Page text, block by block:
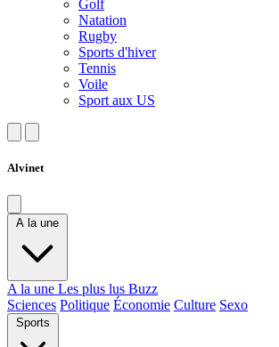
Golf
Natation
Rugby
Sports d'hiver
Tennis
Voile
Sport aux US
Alvinet
A la une
A la une Les plus lus Buzz
Sciences Politique Économie Culture Sexo
Sports